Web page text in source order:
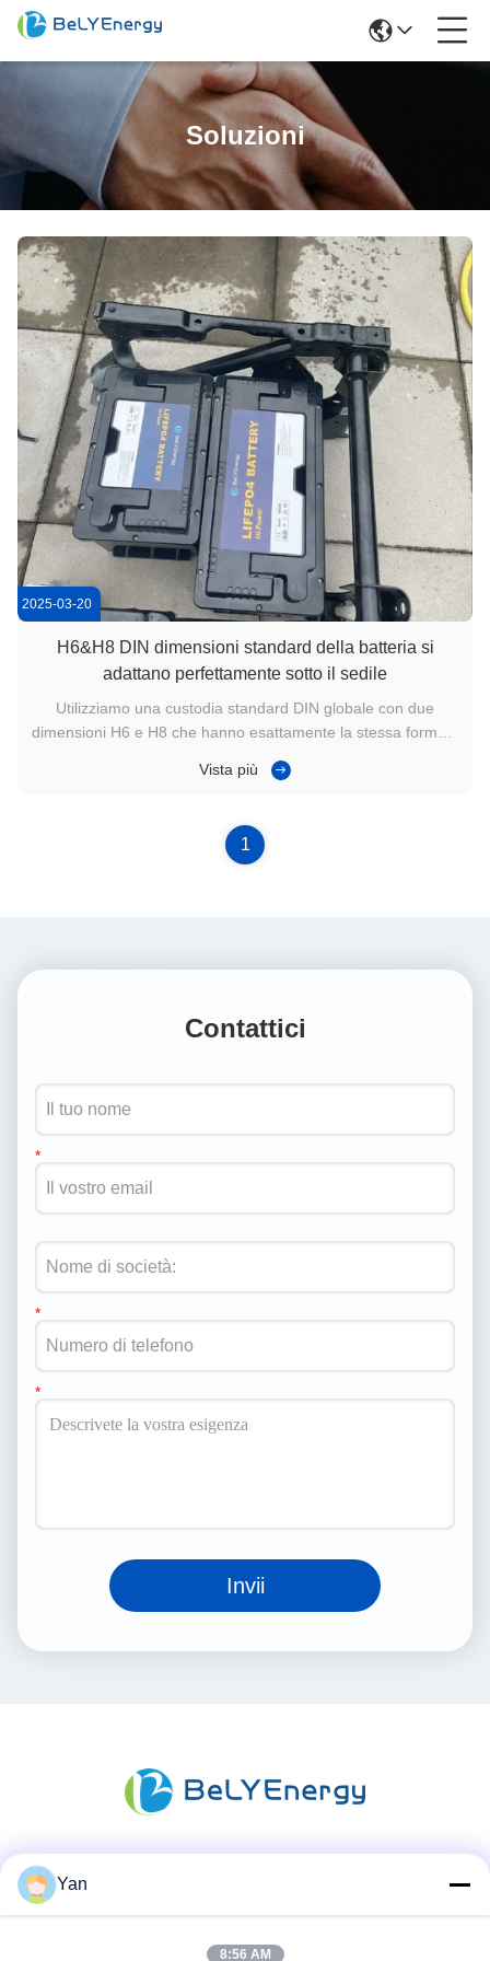
Soluzioni
2025-03-20
H6&H8 DIN dimensioni standard della batteria si
adattano perfettamente sotto il sedile
Utilizziamo una custodia standard DIN globale con due
dimensioni H6 e H8 che hanno esattamente la stessa forma e
perfettamente nel tuo camper, caravan, camper, ecc.
Vista più
1
Contattici
Invii
Yan
8:56 AM